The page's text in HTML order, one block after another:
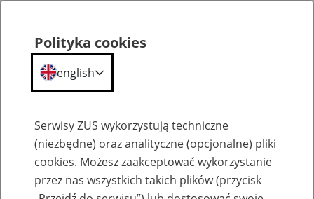
Komunikaty
Polityka cookies
english
Serwisy ZUS wykorzystują techniczne
(niezbędne) oraz analityczne (opcjonalne) pliki
cookies. Możesz zaakceptować wykorzystanie
przez nas wszystkich takich plików (przycisk